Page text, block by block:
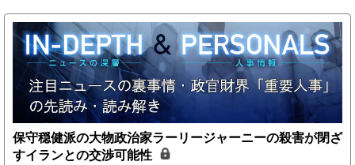
保守穏健派の大物政治家ラーリージャーニーの殺害が閉ざ
すイランとの交渉可能性